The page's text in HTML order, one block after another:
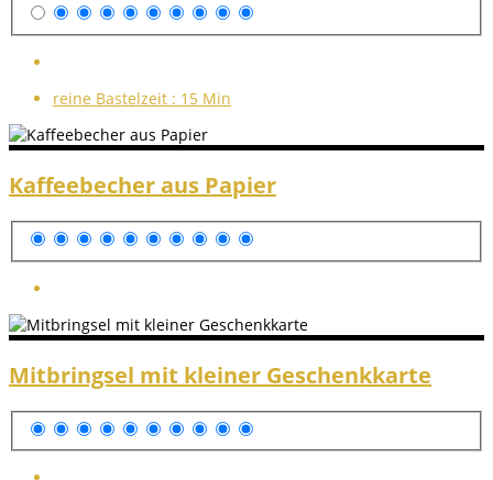
reine Bastelzeit : 15 Min
Kaffeebecher aus Papier
Mitbringsel mit kleiner Geschenkkarte